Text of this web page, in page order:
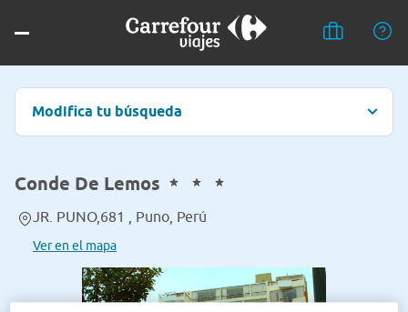
Modifica tu búsqueda
Conde De Lemos
JR. PUNO,681 , Puno, Perú
Ver en el mapa